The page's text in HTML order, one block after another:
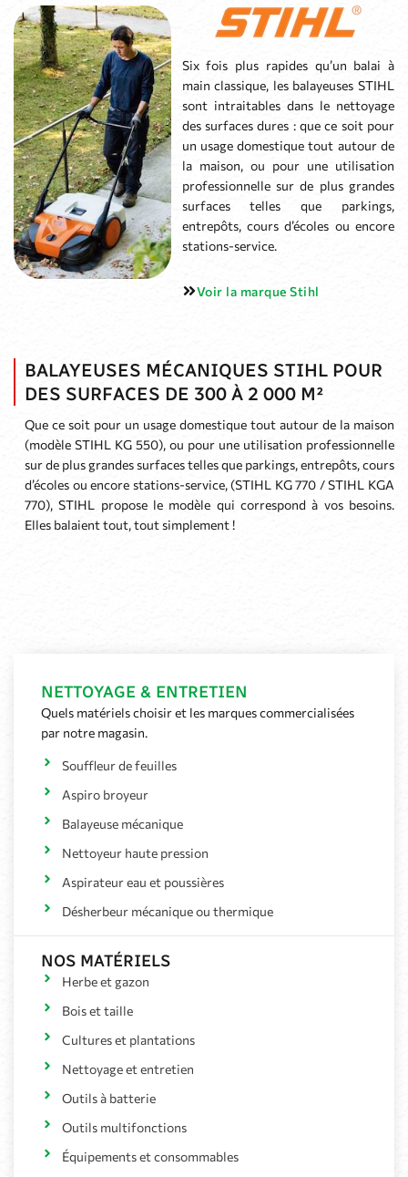
Six fois plus rapides qu’un balai à
main classique, les balayeuses STIHL
sont intraitables dans le nettoyage
des surfaces dures : que ce soit pour
un usage domestique tout autour de
la maison, ou pour une utilisation
professionnelle sur de plus grandes
surfaces telles que parkings,
entrepôts, cours d’écoles ou encore
stations-service.
Voir la marque Stihl
BALAYEUSES MÉCANIQUES STIHL POUR
DES SURFACES DE 300 À 2 000 M²
Que ce soit pour un usage domestique tout autour de la maison
(modèle STIHL KG 550), ou pour une utilisation professionnelle
sur de plus grandes surfaces telles que parkings, entrepôts, cours
d’écoles ou encore stations-service, (STIHL KG 770 / STIHL KGA
770), STIHL propose le modèle qui correspond à vos besoins.
Elles balaient tout, tout simplement !
NETTOYAGE & ENTRETIEN
Quels matériels choisir et les marques commercialisées
par notre magasin.
Souffleur de feuilles
Aspiro broyeur
Balayeuse mécanique
Nettoyeur haute pression
Aspirateur eau et poussières
Désherbeur mécanique ou thermique
NOS MATÉRIELS
Herbe et gazon
Bois et taille
Cultures et plantations
Nettoyage et entretien
Outils à batterie
Outils multifonctions
Équipements et consommables